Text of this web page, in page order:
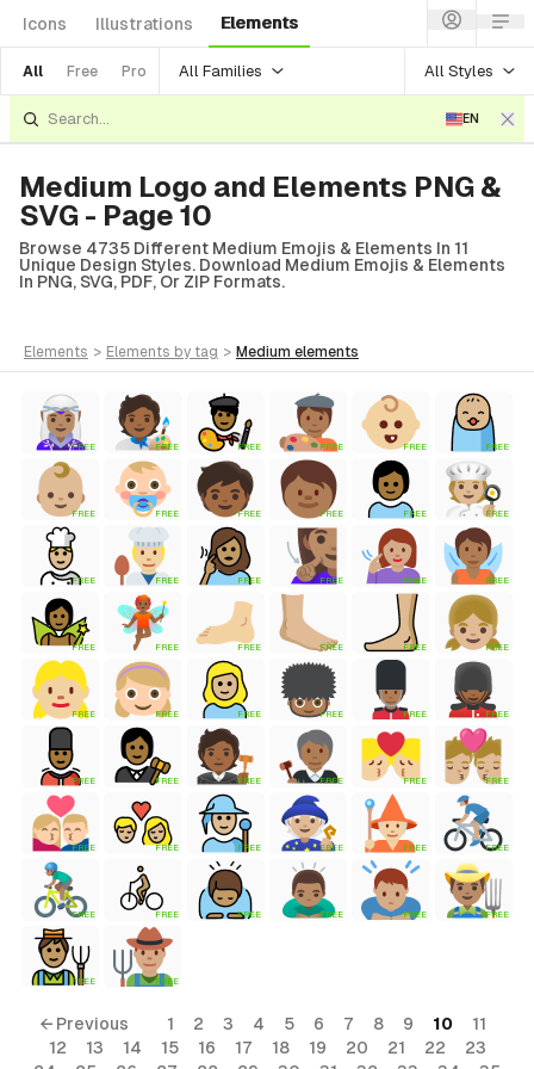
Icons Illustrations Elements
All Free Pro All Families All Styles
EN
Medium Logo and Elements PNG &
SVG - Page 10
Browse 4735 Different Medium Emojis & Elements In 11
Unique Design Styles. Download Medium Emojis & Elements
In PNG, SVG, PDF, Or ZIP Formats.
elements > elements by tag > medium elements
FREE FREE FREE FREE FREE FREE
FREE FREE FREE FREE FREE FREE
FREE FREE FREE FREE FREE FREE
FREE FREE FREE FREE FREE FREE
FREE FREE FREE FREE FREE FREE
FREE FREE FREE FREE FREE FREE
FREE FREE FREE FREE FREE FREE
FREE FREE FREE FREE FREE FREE
FREE FREE
← Previous 1 2 3 4 5 6 7 8 9 10
11
12
13 14 15 16 17 18 19 20 21 22
23